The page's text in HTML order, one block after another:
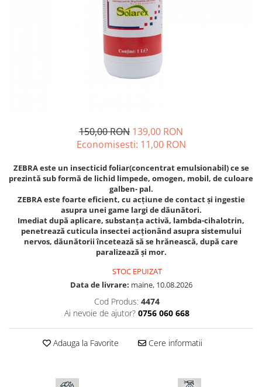
Seminte de Leustean
Seminte de Patrunjel
Seminte de praz
Seminte dovleac decorativ
Seminte dovlecel / dovleac
Seminte fasole
Seminte pastarnac
Seminte plante aromatice
Seminte ridichi
Seminte salata
Seminte telina
150,00 RON 139,00 RON
Economisesti: 11,00 RON
ZEBRA este un insecticid foliar(concentrat emulsionabil) ce se
prezintă sub formă de lichid limpede, omogen, mobil, de culoare
galben- pal.
ZEBRA este foarte eficient, cu acţiune de contact şi ingestie
asupra unei game largi de dăunători.
Imediat după aplicare, substanţa activă, lambda-cihalotrin,
penetrează cuticula insectei acţionând asupra sistemului
nervos, dăunătorii încetează să se hrănească, după care
paralizează şi mor.
STOC EPUIZAT
Data de livrare: maine, 10.08.2026
Cod Produs: 4474
Ai nevoie de ajutor? 0756 060 668
Adauga la Favorite Cere informatii